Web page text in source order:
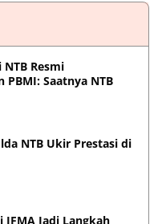
Resmi
Saatnya NTB
NTB Ukir Prestasi di
Jadi Langkah